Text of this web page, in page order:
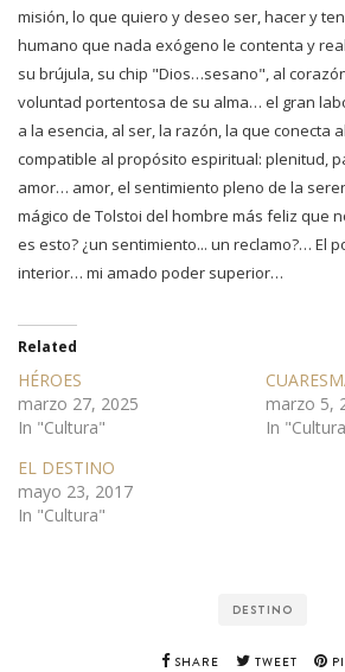
misión, lo que quiero y deseo ser, hacer y
humano que nada exógeno le contenta y
su brújula, su chip "Dios…sesano", al
voluntad portentosa de su alma… el gran
a la esencia, al ser, la razón, la que conecta
compatible al propósito espiritual: plenitud,
amor… amor, el sentimiento pleno de la
mágico de Tolstoi del hombre más feliz que
es esto? ¿un sentimiento... un reclamo?… El
interior… mi amado poder superior…
Related
HÉROES
marzo 27, 2025
In "Cultura"
marzo 5,
In
EL DESTINO
mayo 23, 2017
In "Cultura"
DESTINO
SHARE TWEET